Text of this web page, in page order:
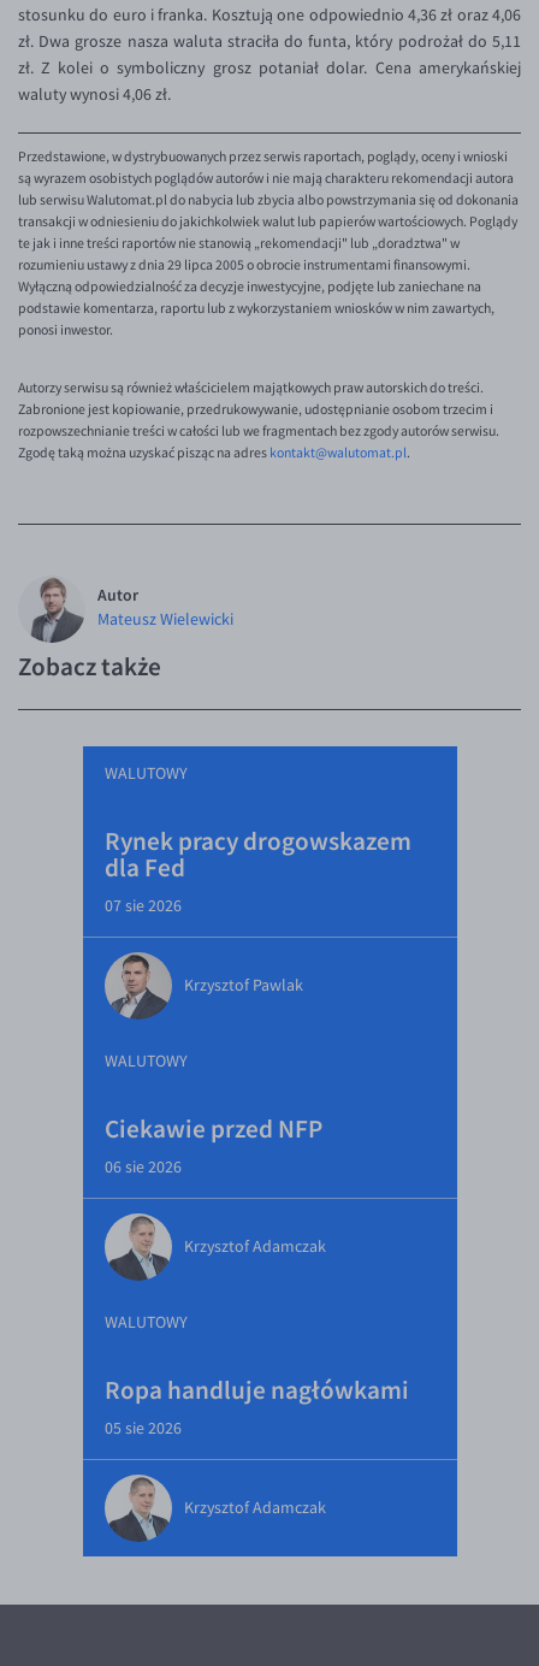
EUR/DKK
EUR/NOK
EUR/SEK
EUR/AUD
EUR/BGN
EUR/CAD
EUR/CNY
EUR/HKD
EUR/HUF
EUR/JPY
EUR/NZD
EUR/SGD
EUR/ZAR
stosunku do euro i franka. Kosztują one odpowiednio 4,36 zł oraz 4,06
zł. Dwa grosze nasza waluta straciła do funta, który podrożał do 5,11
zł. Z kolei o symboliczny grosz potaniał dolar. Cena amerykańskiej
waluty wynosi 4,06 zł.
Przedstawione, w dystrybuowanych przez serwis raportach, poglądy, oceny i wnioski
są wyrazem osobistych poglądów autorów i nie mają charakteru rekomendacji autora
lub serwisu Walutomat.pl do nabycia lub zbycia albo powstrzymania się od dokonania
transakcji w odniesieniu do jakichkolwiek walut lub papierów wartościowych. Poglądy
te jak i inne treści raportów nie stanowią „rekomendacji" lub „doradztwa" w
rozumieniu ustawy z dnia 29 lipca 2005 o obrocie instrumentami finansowymi.
Wyłączną odpowiedzialność za decyzje inwestycyjne, podjęte lub zaniechane na
podstawie komentarza, raportu lub z wykorzystaniem wniosków w nim zawartych,
ponosi inwestor.
Autorzy serwisu są również właścicielem majątkowych praw autorskich do treści.
Zabronione jest kopiowanie, przedrukowywanie, udostępnianie osobom trzecim i
rozpowszechnianie treści w całości lub we fragmentach bez zgody autorów serwisu.
Zgodę taką można uzyskać pisząc na adres kontakt@walutomat.pl.
Autor
Mateusz Wielewicki
Zobacz także
WALUTOWY
Rynek pracy drogowskazem
dla Fed
07 sie 2026
Krzysztof Pawlak
WALUTOWY
Ciekawie przed NFP
06 sie 2026
Krzysztof Adamczak
WALUTOWY
Ropa handluje nagłówkami
05 sie 2026
Krzysztof Adamczak